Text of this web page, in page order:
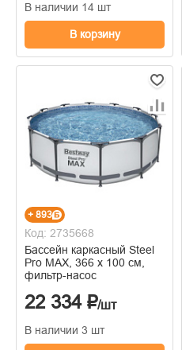
В наличии 14 шт
В корзину
+ 893
Код: 2735668
Бассейн каркасный Steel
Pro MAX, 366 х 100 см,
фильтр-насос
22 334 ₽/шт
В наличии 3 шт